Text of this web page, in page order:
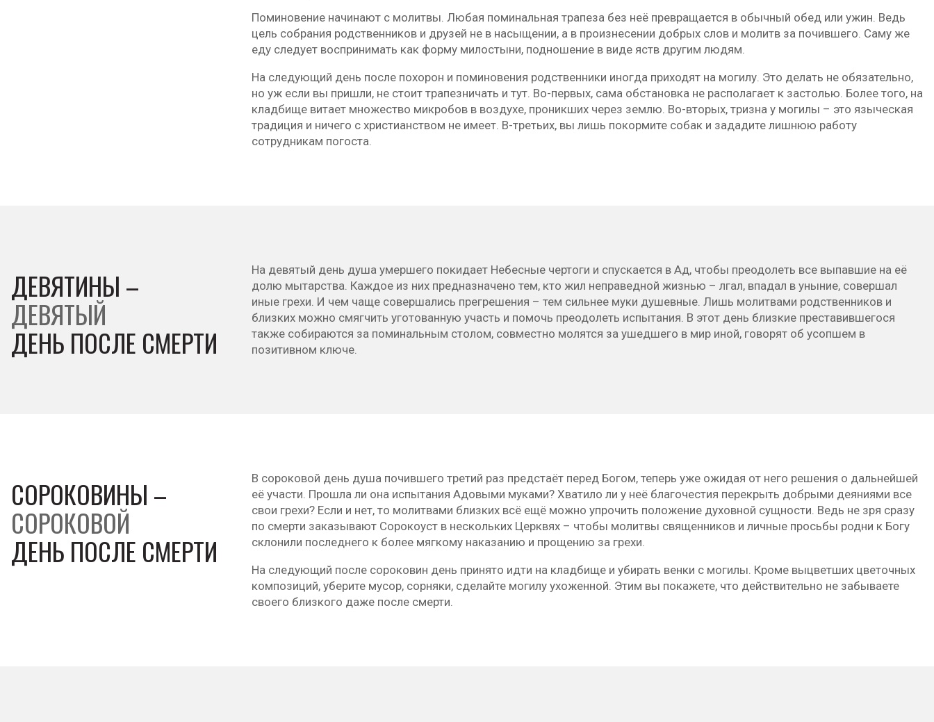
Поминовение начинают с молитвы. Любая поминальная трапеза без неё превращается в обычный обед или ужин. Ведь
цель собрания родственников и друзей не в насыщении, а в произнесении добрых слов и молитв за почившего. Саму же
еду следует воспринимать как форму милостыни, подношение в виде яств другим людям.
На следующий день после похорон и поминовения родственники иногда приходят на могилу. Это делать не обязательно,
но уж если вы пришли, не стоит трапезничать и тут. Во-первых, сама обстановка не располагает к застолью. Более того, на
кладбище витает множество микробов в воздухе, проникших через землю. Во-вторых, тризна у могилы – это языческая
традиция и ничего с христианством не имеет. В-третьих, вы лишь покормите собак и зададите лишнюю работу
сотрудникам погоста.
ДЕВЯТИНЫ –
ДЕВЯТЫЙ
ДЕНЬ ПОСЛЕ СМЕРТИ
На девятый день душа умершего покидает Небесные чертоги и спускается в Ад, чтобы преодолеть все выпавшие на её
долю мытарства. Каждое из них предназначено тем, кто жил неправедной жизнью – лгал, впадал в уныние, совершал
иные грехи. И чем чаще совершались прегрешения – тем сильнее муки душевные. Лишь молитвами родственников и
близких можно смягчить уготованную участь и помочь преодолеть испытания. В этот день близкие преставившегося
также собираются за поминальным столом, совместно молятся за ушедшего в мир иной, говорят об усопшем в
позитивном ключе.
СОРОКОВИНЫ –
СОРОКОВОЙ
ДЕНЬ ПОСЛЕ СМЕРТИ
В сороковой день душа почившего третий раз предстаёт перед Богом, теперь уже ожидая от него решения о дальнейшей
её участи. Прошла ли она испытания Адовыми муками? Хватило ли у неё благочестия перекрыть добрыми деяниями все
свои грехи? Если и нет, то молитвами близких всё ещё можно упрочить положение духовной сущности. Ведь не зря сразу
по смерти заказывают Сорокоуст в нескольких Церквях – чтобы молитвы священников и личные просьбы родни к Богу
склонили последнего к более мягкому наказанию и прощению за грехи.
На следующий после сороковин день принято идти на кладбище и убирать венки с могилы. Кроме выцветших цветочных
композиций, уберите мусор, сорняки, сделайте могилу ухоженной. Этим вы покажете, что действительно не забываете
своего близкого даже после смерти.